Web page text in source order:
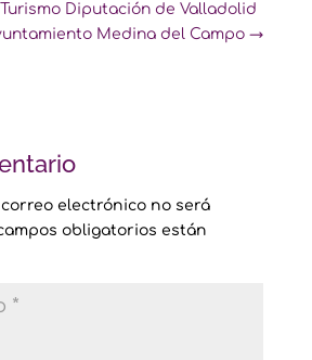
Diputación de Valladolid
Medina del Campo→
electrónico no será
obligatorios están